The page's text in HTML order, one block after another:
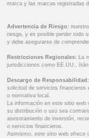
marca y las marcas registradas
Advertencia de Riesgo:
riesgo, y es posible perder todo
y debe asegurarse de
Restricciones Regionales: La
jurisdicciones como EE.UU.,
Descargo de Responsabilidad:
solicitud de servicios financieros
o normativa local.
La información en este sitio web
su distribución o uso sea
asesoramiento de inversión,
o servicios financieros.
Asimismo, este sitio web ofrece